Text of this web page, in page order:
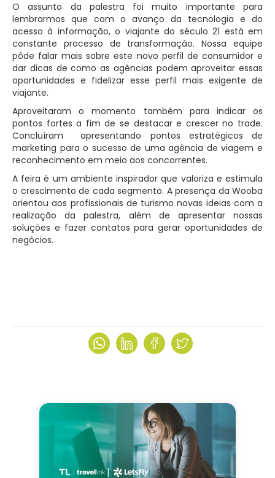
O assunto da palestra foi muito importante para
lembrarmos que com o avanço da tecnologia e do
acesso à informação, o viajante do século 21 está em
constante processo de transformação. Nossa equipe
pôde falar mais sobre este novo perfil de consumidor e
dar dicas de como as agências podem aproveitar essas
oportunidades e fidelizar esse perfil mais exigente de
viajante.
Aproveitaram o momento também para indicar os
pontos fortes a fim de se destacar e crescer no trade.
Concluíram apresentando pontos estratégicos de
marketing para o sucesso de uma agência de viagem e
reconhecimento em meio aos concorrentes.
A feira é um ambiente inspirador que valoriza e estimula
o crescimento de cada segmento. A presença da Wooba
orientou aos profissionais de turismo novas ideias com a
realização da palestra, além de apresentar nossas
soluções e fazer contatos para gerar oportunidades de
negócios.